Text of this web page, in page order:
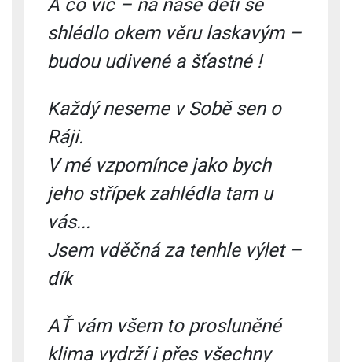
A co víc – na naše děti se
shlédlo okem věru laskavým –
budou udivené a šťastné !
Každý neseme v Sobě sen o
Ráji.
V mé vzpomínce jako bych
jeho střípek zahlédla tam u
vás...
Jsem vděčná za tenhle výlet –
dík
AŤ vám všem to prosluněné
klima vydrží i přes všechny